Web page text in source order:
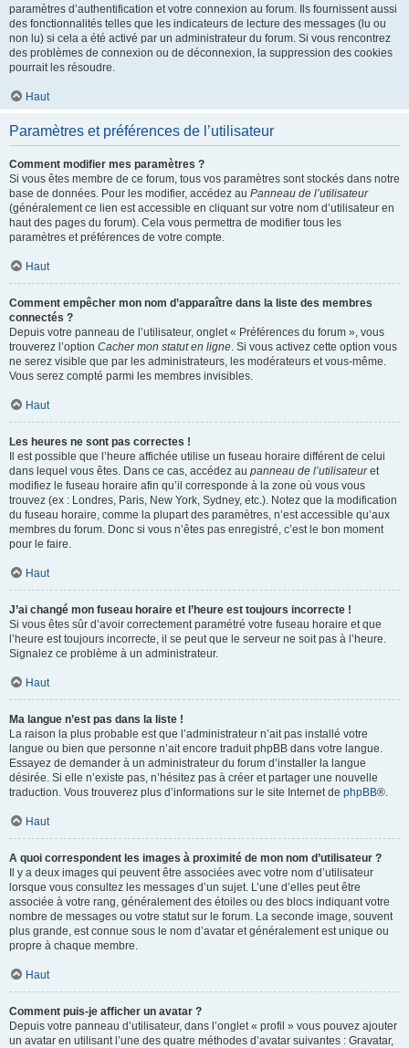
paramètres d’authentification et votre connexion au forum. Ils fournissent aussi
des fonctionnalités telles que les indicateurs de lecture des messages (lu ou
non lu) si cela a été activé par un administrateur du forum. Si vous rencontrez
des problèmes de connexion ou de déconnexion, la suppression des cookies
pourrait les résoudre.
Haut
Paramètres et préférences de l’utilisateur
Comment modifier mes paramètres ?
Si vous êtes membre de ce forum, tous vos paramètres sont stockés dans notre
base de données. Pour les modifier, accédez au Panneau de l’utilisateur
(généralement ce lien est accessible en cliquant sur votre nom d’utilisateur en
haut des pages du forum). Cela vous permettra de modifier tous les
paramètres et préférences de votre compte.
Haut
Comment empêcher mon nom d’apparaître dans la liste des membres
connectés ?
Depuis votre panneau de l’utilisateur, onglet « Préférences du forum », vous
trouverez l’option Cacher mon statut en ligne. Si vous activez cette option vous
ne serez visible que par les administrateurs, les modérateurs et vous-même.
Vous serez compté parmi les membres invisibles.
Haut
Les heures ne sont pas correctes !
Il est possible que l’heure affichée utilise un fuseau horaire différent de celui
dans lequel vous êtes. Dans ce cas, accédez au panneau de l’utilisateuret
modifiez le fuseau horaire afin qu’il corresponde à la zone où vous vous
trouvez (ex : Londres, Paris, New York, Sydney, etc.). Notez que la modification
du fuseau horaire, comme la plupart des paramètres, n’est accessible qu’aux
membres du forum. Donc si vous n’êtes pas enregistré, c’est le bon moment
pour le faire.
Haut
J’ai changé mon fuseau horaire et l’heure est toujours incorrecte !
Si vous êtes sûr d’avoir correctement paramétré votre fuseau horaire et que
l’heure est toujours incorrecte, il se peut que le serveur ne soit pas à l’heure.
Signalez ce problème à un administrateur.
Haut
Ma langue n’est pas dans la liste !
La raison la plus probable est que l’administrateur n’ait pas installé votre
langue ou bien que personne n’ait encore traduit phpBB dans votre langue.
Essayez de demander à un administrateur du forum d’installer la langue
désirée. Si elle n’existe pas, n’hésitez pas à créer et partager une nouvelle
traduction. Vous trouverez plus d’informations sur le site Internet de phpBB®.
Haut
A quoi correspondent les images à proximité de mon nom d’utilisateur ?
Il y a deux images qui peuvent être associées avec votre nom d’utilisateur
lorsque vous consultez les messages d’un sujet. L’une d’elles peut être
associée à votre rang, généralement des étoiles ou des blocs indiquant votre
nombre de messages ou votre statut sur le forum. La seconde image, souvent
plus grande, est connue sous le nom d’avatar et généralement est unique ou
propre à chaque membre.
Haut
Comment puis-je afficher un avatar ?
Depuis votre panneau d’utilisateur, dans l’onglet « profil » vous pouvez ajouter
un avatar en utilisant l’une des quatre méthodes d’avatar suivantes : Gravatar,